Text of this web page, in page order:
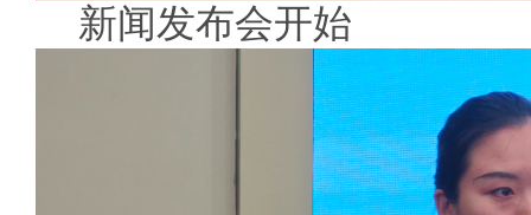
新闻发布会开始